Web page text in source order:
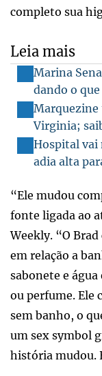
completo sua
Leia mais
Marina
dando o
Marquezine
Virginia;
Hospital vai
adia alta
“Ele mudou
fonte ligada ao
Weekly. “O
em relação a
sabonete e água
ou perfume. Ele
sem banho, o
um sex symbol
história mudou.